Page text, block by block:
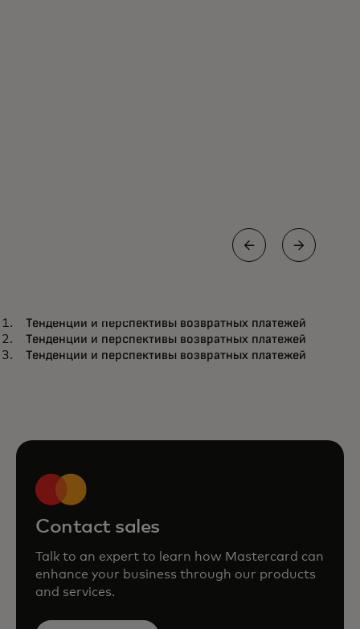
Смелые шаги, умные ставки:
снижение рисков инноваций в
Подробнее
Тенденции и перспективы возвратных платежей
Тенденции и перспективы возвратных платежей
Тенденции и перспективы возвратных платежей
Contact sales
Talk to an expert to learn how Mastercard can
enhance your business through our products
and services.